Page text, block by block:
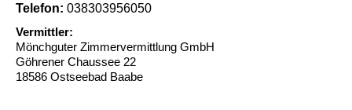
Telefon: 038303956050
Vermittler:
Mönchguter Zimmervermittlung GmbH
Göhrener Chaussee 22
18586 Ostseebad Baabe